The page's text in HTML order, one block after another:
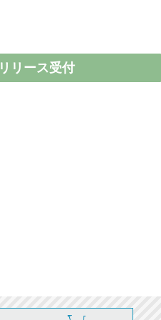
リリース受付